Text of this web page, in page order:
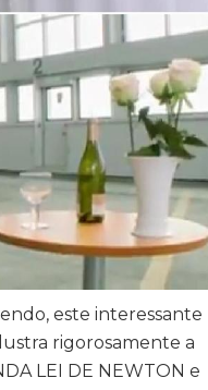
este interessante
rigorosamente a
LEI DE NEWTON e